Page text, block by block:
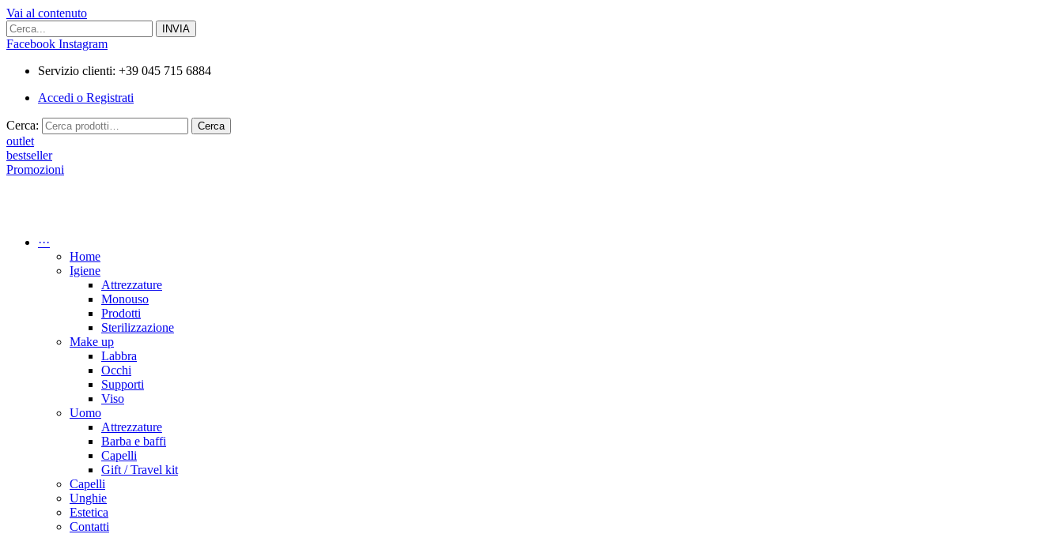
Vai al contenuto
Facebook Instagram
Servizio clienti: +39 045 715 6884
Accedi o Registrati
Cerca: Cerca
outlet
bestseller
Promozioni
···
Home
Igiene
Attrezzature
Monouso
Prodotti
Sterilizzazione
Make up
Labbra
Occhi
Supporti
Viso
Uomo
Attrezzature
Barba e baffi
Capelli
Gift / Travel kit
Capelli
Unghie
Estetica
Contatti